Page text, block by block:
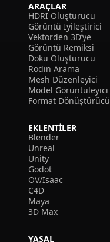
ARAÇLAR
HDRI Oluşturucu
Görüntü İyileştirici
Vektörden 3D’ye
Görüntü Remiksi
Doku Oluşturucu
Rodin Arama
Mesh Düzenleyici
Model Görüntüleyici
Format Dönüştürücü
EKLENTILER
Blender
Unreal
Unity
Godot
OV/Isaac
C4D
Maya
3D Max
YASAL